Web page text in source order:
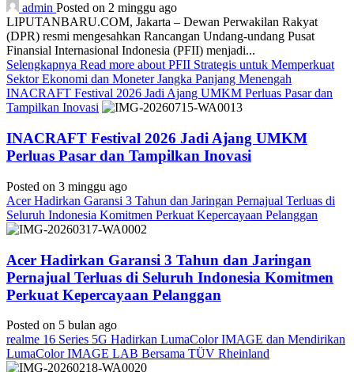
admin Posted on 2 minggu ago
LIPUTANBARU.COM, Jakarta – Dewan Perwakilan Rakyat
(DPR) resmi mengesahkan Rancangan Undang-undang Pusat
Finansial Internasional Indonesia (PFII) menjadi...
Selengkapnya Read more about PFII Strategis untuk Memperkuat
Sektor Ekonomi dan Moneter Jangka Panjang Menengah
INACRAFT Festival 2026 Jadi Ajang UMKM Perluas Pasar dan
Tampilkan Inovasi
INACRAFT Festival 2026 Jadi Ajang UMKM
Perluas Pasar dan Tampilkan Inovasi
Posted on 3 minggu ago
Acer Hadirkan Garansi 3 Tahun dan Jaringan Pernajual Terluas di
Seluruh Indonesia Komitmen Perkuat Kepercayaan Pelanggan
Acer Hadirkan Garansi 3 Tahun dan Jaringan
Pernajual Terluas di Seluruh Indonesia Komitmen
Perkuat Kepercayaan Pelanggan
Posted on 5 bulan ago
realme 16 Series 5G Hadirkan LumaColor IMAGE dan Mendirikan
LumaColor IMAGE LAB Bersama TÜV Rheinland